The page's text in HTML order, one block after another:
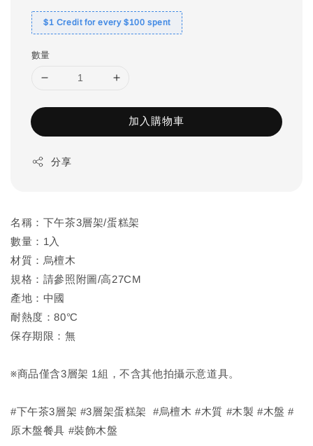
$1 Credit for every $100 spent
數量
加入購物車
分享
名稱：下午茶3層架/蛋糕架
數量：1入
材質：烏檀木
規格：請參照附圖/高27CM
產地：中國
耐熱度：80℃
保存期限：無
※商品僅含3層架 1組，不含其他拍攝示意道具。
#下午茶3層架 #3層架蛋糕架 #烏檀木 #木質 #木製 #木盤 #
原木盤餐具 #裝飾木盤